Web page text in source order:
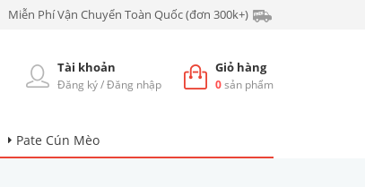
Miễn Phí Vận Chuyển Toàn Quốc (đơn 300k+)
Giỏ hàng
0sản phẩm
Tài khoản
Đăng ký/Đăng nhập
Pate Cún Mèo